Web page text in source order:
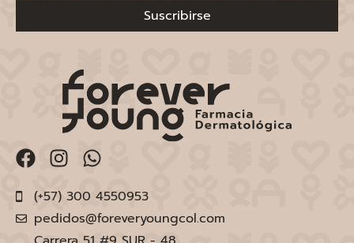
Suscribirse
(+57) 300 4550953
pedidos@foreveryoungcol.com